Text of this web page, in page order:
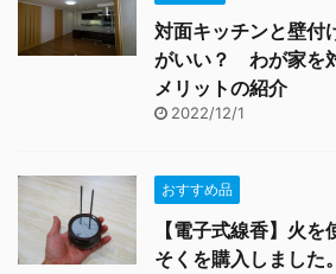
対面キッチンと壁付
がいい？ わが家を
メリットの紹介
2022/12/1
おすすめ品
【電子式線香】火
そくを購入しました